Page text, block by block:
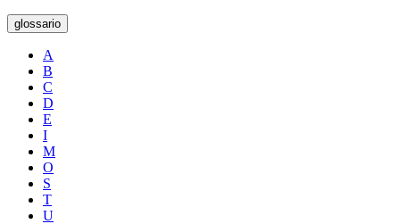
glossario
A
B
C
D
E
I
M
O
S
T
U